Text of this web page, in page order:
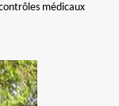
médicaux